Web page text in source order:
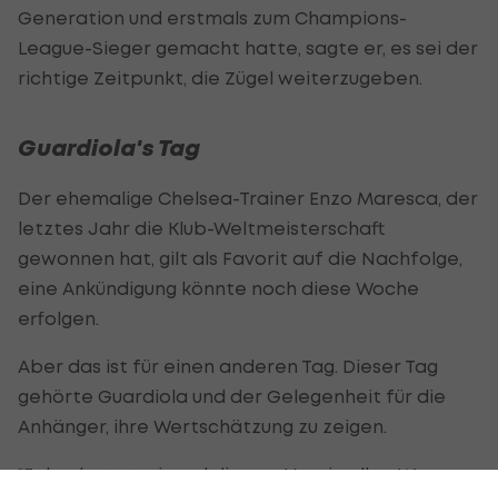
Generation und erstmals zum Champions-
League-Sieger gemacht hatte, sagte er, es sei der
richtige Zeitpunkt, die Zügel weiterzugeben.
Guardiola's Tag
Der ehemalige Chelsea-Trainer Enzo Maresca, der
letztes Jahr die Klub-Weltmeisterschaft
gewonnen hat, gilt als Favorit auf die Nachfolge,
eine Ankündigung könnte noch diese Woche
erfolgen.
Aber das ist für einen anderen Tag. Dieser Tag
gehörte Guardiola und der Gelegenheit für die
Anhänger, ihre Wertschätzung zu zeigen.
"Er bedeutet mir und diesem Verein alles. Was er